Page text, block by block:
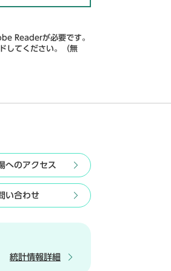
Readerが必要です。
してください。（無
へのアクセス
い合わせ
統計情報詳細